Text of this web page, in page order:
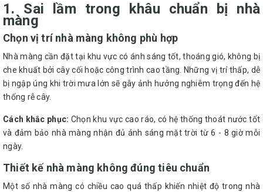
1. Sai lầm trong khâu chuẩn bị nhà
màng
Chọn vị trí nhà màng không phù hợp
Nhà màng cần đặt tại khu vực có ánh sáng tốt, thoáng gió, không bị
che khuất bởi cây cối hoặc công trình cao tầng. Những vị trí thấp, dễ
bị ngập úng khi trời mưa lớn sẽ gây ảnh hưởng nghiêm trọng đến hệ
thống rễ cây.
Cách khắc phục: Chọn khu vực cao ráo, có hệ thống thoát nước tốt
và đảm bảo nhà màng nhận đủ ánh sáng mặt trời từ 6 - 8 giờ mỗi
ngày.
Thiết kế nhà màng không đúng tiêu chuẩn
Một số nhà màng có chiều cao quá thấp khiến nhiệt độ trong nhà